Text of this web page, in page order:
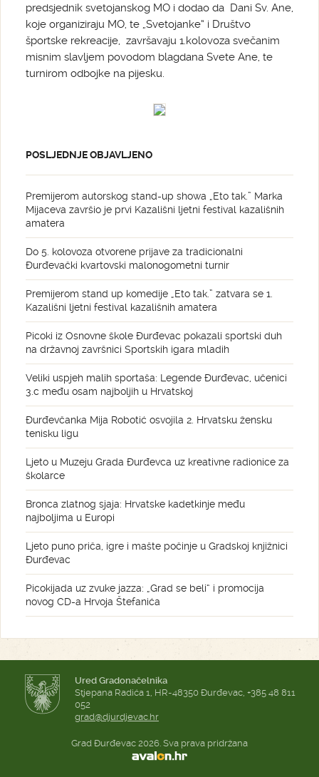
predsjednik svetojanskog MO i dodao da Dani Sv. Ane,
koje organiziraju MO, te „Svetojanke“ i Društvo
športske rekreacije, završavaju 1.kolovoza svečanim
misnim slavljem povodom blagdana Svete Ane, te
turnirom odbojke na pijesku.
POSLJEDNJE OBJAVLJENO
Premijerom autorskog stand-up showa „Eto tak.” Marka
Mijaceva završio je prvi Kazališni ljetni festival kazališnih
amatera
Do 5. kolovoza otvorene prijave za tradicionalni
Đurđevački kvartovski malonogometni turnir
Premijerom stand up komedije „Eto tak.” zatvara se 1.
Kazališni ljetni festival kazališnih amatera
Picoki iz Osnovne škole Đurđevac pokazali sportski duh
na državnoj završnici Sportskih igara mladih
Veliki uspjeh malih sportaša: Legende Đurđevac, učenici
3.c među osam najboljih u Hrvatskoj
Đurđevčanka Mija Robotić osvojila 2. Hrvatsku žensku
tenisku ligu
Ljeto u Muzeju Grada Đurđevca uz kreativne radionice za
školarce
Bronca zlatnog sjaja: Hrvatske kadetkinje među
najboljima u Europi
Ljeto puno priča, igre i mašte počinje u Gradskoj knjižnici
Đurđevac
Picokijada uz zvuke jazza: „Grad se beli“ i promocija
novog CD-a Hrvoja Štefanića
Ured Gradonačelnika
Stjepana Radića 1, HR-48350 Đurđevac, +385 48 811
052
grad@djurdjevac.hr
Grad Đurđevac 2026. Sva prava pridržana